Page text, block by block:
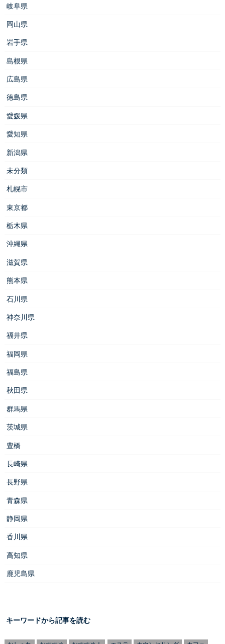
岐阜県
岡山県
岩手県
島根県
広島県
徳島県
愛媛県
愛知県
新潟県
未分類
札幌市
東京都
栃木県
沖縄県
滋賀県
熊本県
石川県
神奈川県
福井県
福岡県
福島県
秋田県
群馬県
茨城県
豊橋
長崎県
長野県
青森県
静岡県
香川県
高知県
鹿児島県
キーワードから記事を読む